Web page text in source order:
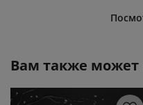
Вам также может